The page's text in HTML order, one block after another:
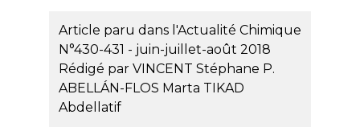
Article paru dans l'Actualité Chimique
N°430-431 - juin-juillet-août 2018
Rédigé par VINCENT Stéphane P.
ABELLÁN-FLOS Marta TIKAD
Abdellatif